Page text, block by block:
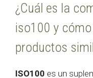
¿Cuál es la
iso100 y
productos
ISO100 es un